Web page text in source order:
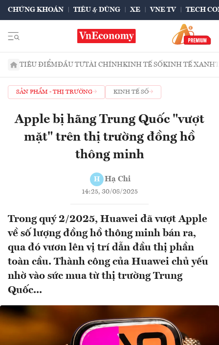
CHỨNG KHOÁN TIÊU & DÙNG XE VNE TV TECH
TIÊU ĐIỂMĐẦU TƯTÀI CHÍNHKINH TẾ SỐKINH TẾ XANH
SẢN PHẨM - THỊ TRƯỜNG KINH TẾ SỐ
Apple bị hãng Trung Quốc "vượt
mặt" trên thị trường đồng hồ
thông minh
H Hạ Chi
14:25, 30/08/2025
Trong quý 2/2025, Huawei đã vượt Apple
về số lượng đồng hồ thông minh bán ra,
qua đó vươn lên vị trí dẫn đầu thị phần
toàn cầu. Thành công của Huawei chủ yếu
nhờ vào sức mua từ thị trường Trung
Quốc...